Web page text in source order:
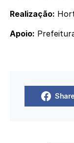
Realização:
Apoio:
Share